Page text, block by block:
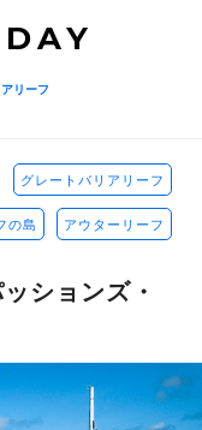
リーフ
グレートバリアリーフ
の島 アウターリーフ
ションズ・